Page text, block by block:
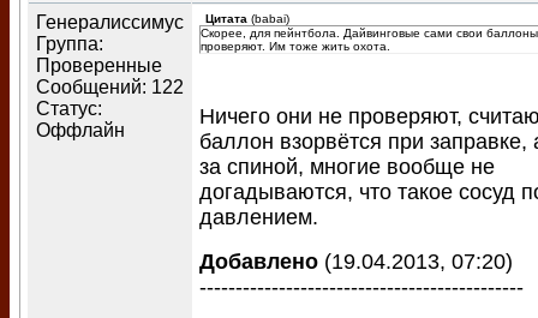
Генералиссимус
Группа:
Проверенные
Сообщений: 122
Статус:
Оффлайн
Цитата (babai)
Скорее, для пейнтбола. Дайвинговые сами свои баллоны
проверяют. Им тоже жить охота.
Ничего они не проверяют,
баллон взорвётся при заправке,
за спиной, многие вообще не
догадываются, что такое сосуд
давлением.
Добавлено (19.04.2013, 07:20)
---------------------------------------------